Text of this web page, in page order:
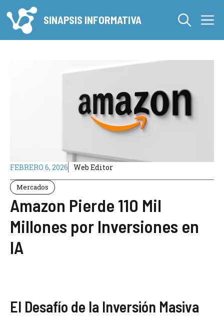
al
contenido
SINAPSIS INFORMATIVA
FEBRERO 6, 2026 Web Editor
Mercados
Amazon Pierde 110 Mil
Millones por Inversiones en
IA
El Desafío de la Inversión Masiva